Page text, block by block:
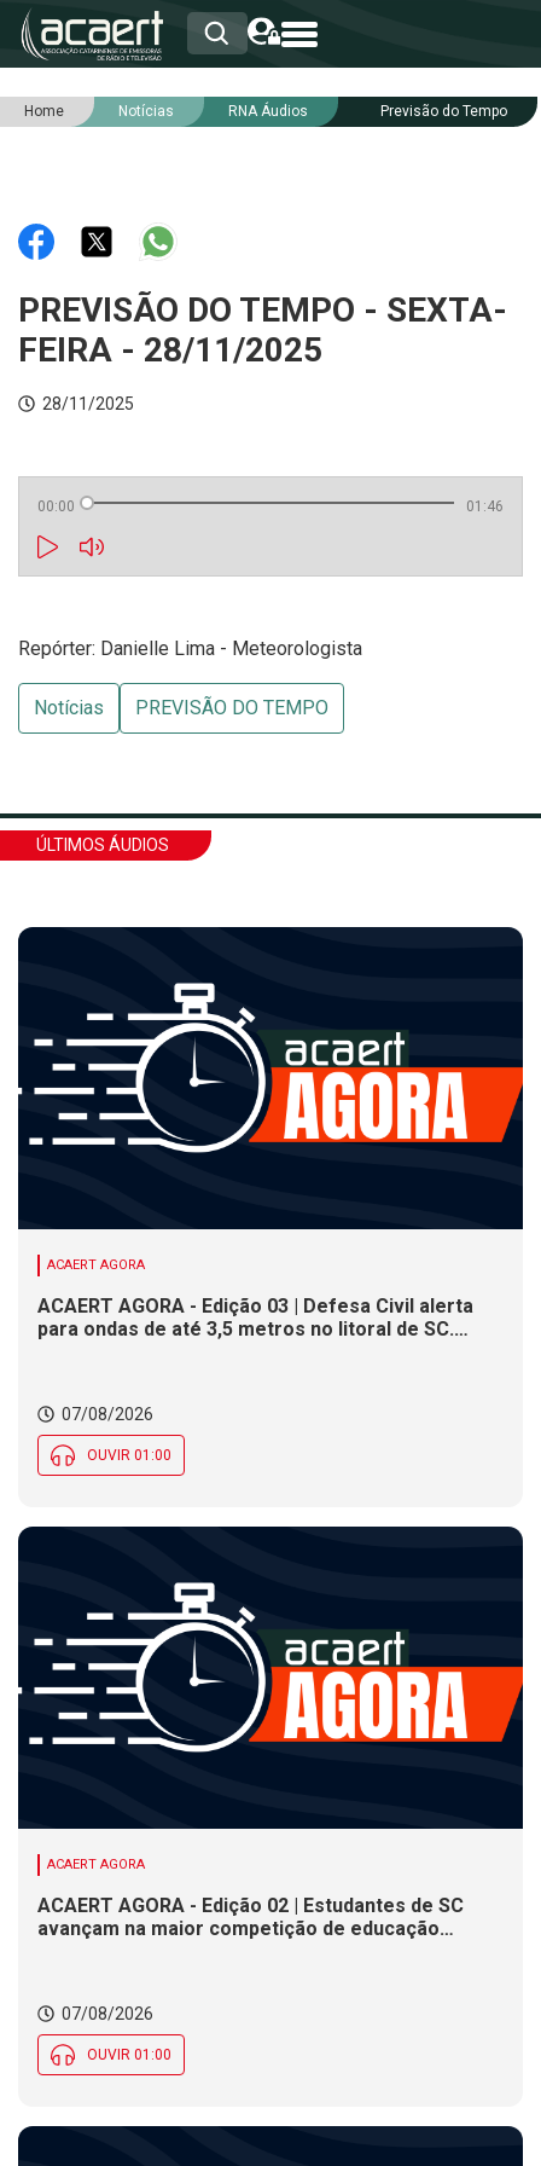
HOME
RNA
NOTÍCIAS
INTEGRIDADE
Home Notícias RNA Áudios Previsão do Tempo
PREVISÃO DO TEMPO - SEXTA-
FEIRA - 28/11/2025
28/11/2025
00:00 01:46
Repórter: Danielle Lima - Meteorologista
Notícias PREVISÃO DO TEMPO
ÚLTIMOS ÁUDIOS
ACAERT AGORA
ACAERT AGORA - Edição 03 | Defesa Civil alerta
para ondas de até 3,5 metros no litoral de SC.
07/08/2026
OUVIR 01:00
ACAERT AGORA
ACAERT AGORA - Edição 02 | Estudantes de SC
avançam na maior competição de educação
Social nesta sexta (7)
07/08/2026
OUVIR 01:00